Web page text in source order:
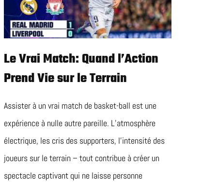
Le Vrai Match: Quand l’Action
Prend Vie sur le Terrain
Assister à un vrai match de basket-ball est une
expérience à nulle autre pareille. L’atmosphère
électrique, les cris des supporters, l’intensité des
joueurs sur le terrain – tout contribue à créer un
spectacle captivant qui ne laisse personne